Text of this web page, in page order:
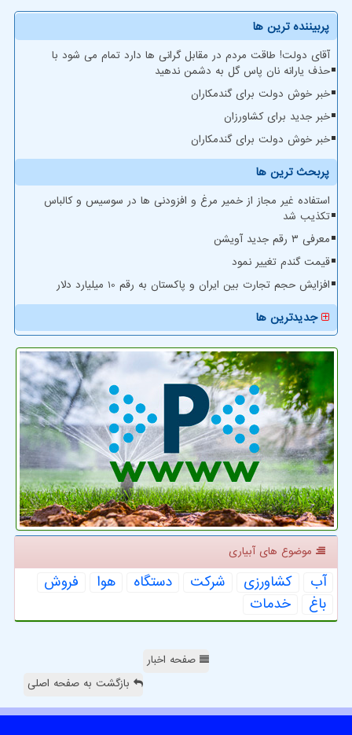
پربیننده ترین ها
آقای دولت! طاقت مردم در مقابل گرانی ها دارد تمام می شود با
حذف یارانه نان پاس گل به دشمن ندهید
خبر خوش دولت برای گندمکاران
خبر جدید برای کشاورزان
خبر خوش دولت برای گندمکاران
پربحث ترین ها
استفاده غیر مجاز از خمیر مرغ و افزودنی ها در سوسیس و کالباس
تکذیب شد
معرفی ۳ رقم جدید آویشن
قیمت گندم تغییر نمود
افزایش حجم تجارت بین ایران و پاکستان به رقم 10 میلیارد دلار
جدیدترین ها
موضوع های آبیاری
آب كشاورزی شركت دستگاه هوا
فروش
باغ
خدمات
صفحه اخبار
بازگشت به صفحه اصلی